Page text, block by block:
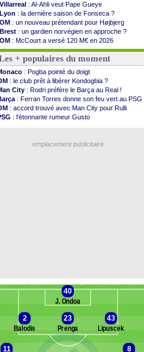
Villarreal : Al-Ahli veut Pape Gueye
Lyon : la dernière saison de Fonseca ?
OM : un nouveau prétendant pour Højbjerg
Brest : un gardien norvégien en approche ?
OM : McCourt a versé 120 M€ en 2026
PSG: 4 retours dans le groupe face à Man Utd ...
Nice : Kevin Carlos va partir en Italie
L1: prison avec sursis requis contre un arbitre
Leganés: c'est signé pour Luca Zidane (off.)
Atletico: Ruggeri en route pour Aston Villa
Monaco : Filipe Luis soutient Biereth
Lyon : Mangala prêté à Getafe (officiel)
PSG: Nsoki va signer en Croatie
Arsenal: Naples vise Gabriel Jesus
: Haise a prolongé (officiel)
+ populaires du moment
: Pogba pointé du doigt
: le club prêt à libérer Kondogbia ?
City : Rodri préfère le Barça au Real !
: Ferran Torres donne son feu vert au PSG
: accord trouvé avec Man City pour Rulli
: l'étonnante rumeur Gusto
emplacement publicitaire
40
J. Ondoa
2
Balodis
23
Prenga
43
Lipuscek
11
8